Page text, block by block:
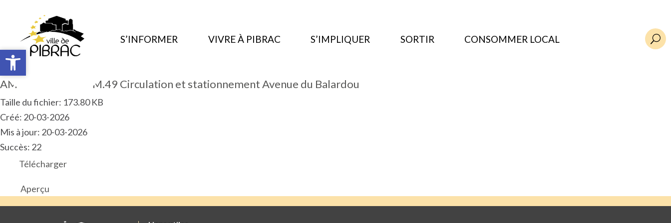
Ouvrir la barre d’outils
S’INFORMER VIVRE À PIBRAC S’IMPLIQUER SORTIR CONSOMMER LOCAL U
AM 2026.03.ART.PM.49 Circulation et stationnement Avenue du Balardou
Taille du fichier: 173.80 KB
Créé: 20-03-2026
Mis à jour: 20-03-2026
Succès: 22
Télécharger
Aperçu
Ouvrir la barre d’outils